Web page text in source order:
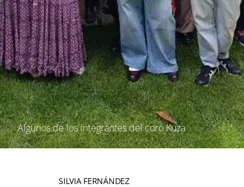
Algunos de los integrantes del coro Kuza
SILVIA FERNÁNDEZ